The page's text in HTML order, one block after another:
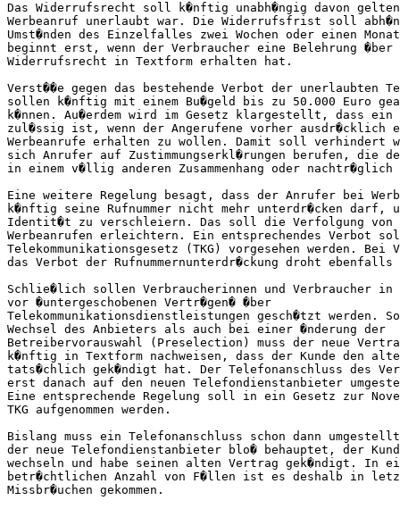
Das Widerrufsrecht soll k�nftig unabh�ngig davon
Werbeanruf unerlaubt war. Die Widerrufsfrist soll
Umst�nden des Einzelfalles zwei Wochen oder einen
beginnt erst, wenn der Verbraucher eine Belehrung �ber
Widerrufsrecht in Textform erhalten hat.
Verst��e gegen das bestehende Verbot der unerlaubten
sollen k�nftig mit einem Bu�geld bis zu 50.000 Euro
k�nnen. Au�erdem wird im Gesetz klargestellt, dass ein
zul�ssig ist, wenn der Angerufene vorher
Werbeanrufe erhalten zu wollen. Damit soll verhindert
sich Anrufer auf Zustimmungserkl�rungen berufen, die
in einem v�llig anderen Zusammenhang oder
Eine weitere Regelung besagt, dass der Anrufer bei
k�nftig seine Rufnummer nicht mehr unterdr�cken darf,
Identit�t zu verschleiern. Das soll die Verfolgung von
Werbeanrufen erleichtern. Ein entsprechendes Verbot
Telekommunikationsgesetz (TKG) vorgesehen werden. Bei
das Verbot der Rufnummernunterdr�ckung droht
Schlie�lich sollen Verbraucherinnen und Verbraucher in
vor �untergeschobenen Vertr�gen� �ber
Telekommunikationsdienstleistungen gesch�tzt werden.
Wechsel des Anbieters als auch bei einer �nderung der
Betreibervorauswahl (Preselection) muss der neue
k�nftig in Textform nachweisen, dass der Kunde den
tats�chlich gek�ndigt hat. Der Telefonanschluss des
erst danach auf den neuen Telefondienstanbieter
Eine entsprechende Regelung soll in ein Gesetz zur
TKG aufgenommen werden.
Bislang muss ein Telefonanschluss schon dann umgestellt
der neue Telefondienstanbieter blo� behauptet, der
wechseln und habe seinen alten Vertrag gek�ndigt. In
betr�chtlichen Anzahl von F�llen ist es deshalb in
Missbr�uchen gekommen.